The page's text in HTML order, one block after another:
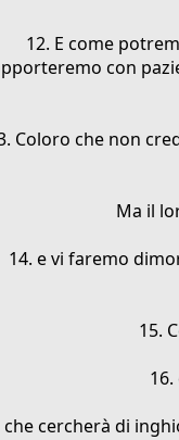
12. E come
con
Coloro che non
Ma il
14. e vi faremo
15.
che cercherà di